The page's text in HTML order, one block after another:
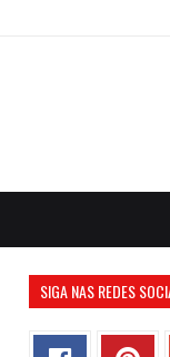
SIGA NAS REDES